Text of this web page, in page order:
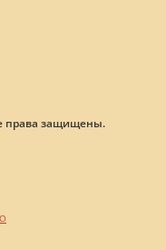
права защищены.